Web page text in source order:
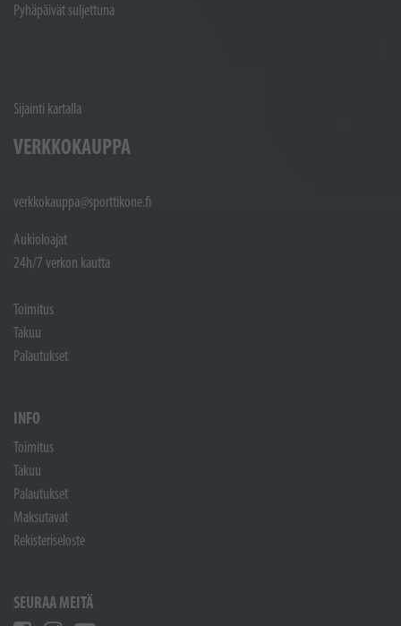
Pyhäpäivät suljettuna
Sijainti kartalla
VERKKOKAUPPA
verkkokauppa@sporttikone.fi
Aukioloajat
24h/7 verkon kautta
Toimitus
Takuu
Palautukset
INFO
Toimitus
Takuu
Palautukset
Maksutavat
Rekisteriseloste
SEURAA MEITÄ